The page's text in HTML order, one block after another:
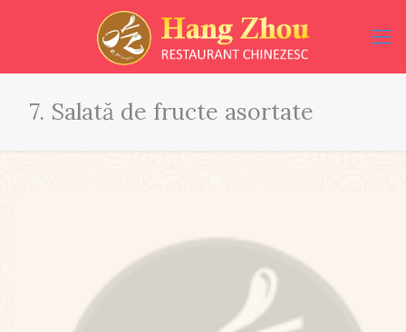
7. Salată de fructe asortate